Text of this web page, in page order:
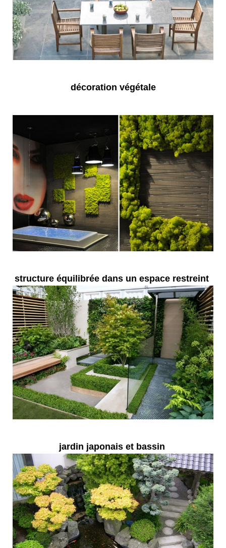
décoration végétale
structure équilibrée dans un espace restreint
jardin japonais et bassin